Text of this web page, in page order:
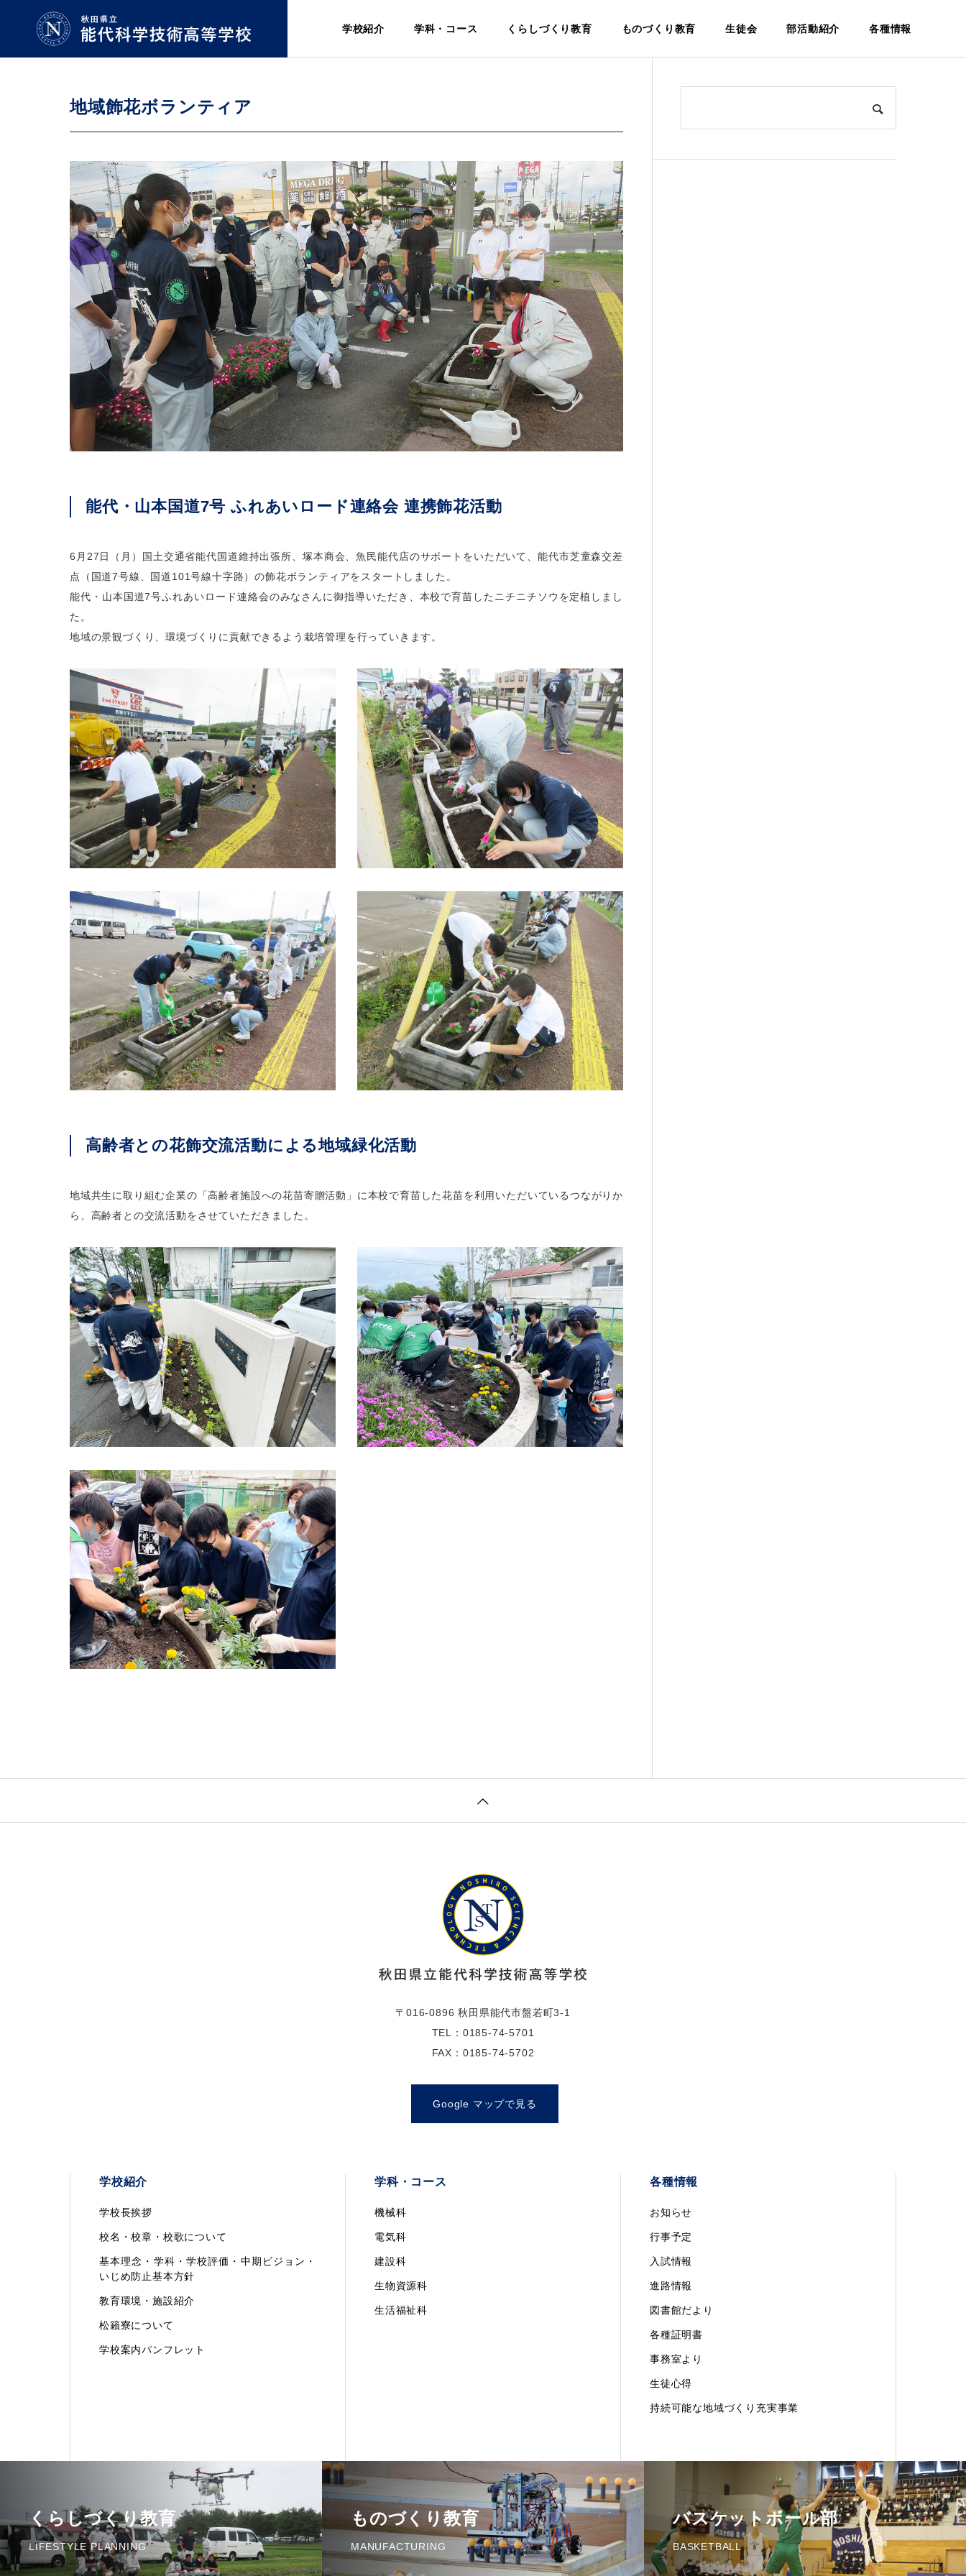
学校紹介 学科・コース くらしづくり教育 ものづくり教育 生徒会 部活動紹介 各種情報
学校紹介
GUIDE
学校長挨
拶
Greeting
校名・校
章・校歌
について
Identity
基本理念・
学科・学校
評価・中期
ビジョン
Philosophy
教育環
境・施設
紹介
Facilities
学科・コース
COURSE
機械科 電気科 建設科
生物資源科
Bioresources
生活福祉科
Life and Welfare
地域飾花ボランティア
能代・山本国道7号 ふれあいロード連絡会 連携飾花活動
6月27日（月）国土交通省能代国道維持出張所、塚本商会、魚民能代店のサポートをいただいて、能代市芝童森交差
点（国道7号線、国道101号線十字路）の飾花ボランティアをスタートしました。
能代・山本国道7号ふれあいロード連絡会のみなさんに御指導いただき、本校で育苗したニチニチソウを定植しまし
た。
地域の景観づくり、環境づくりに貢献できるよう栽培管理を行っていきます。
高齢者との花飾交流活動による地域緑化活動
地域共生に取り組む企業の「高齢者施設への花苗寄贈活動」に本校で育苗した花苗を利用いただいているつながりか
ら、高齢者との交流活動をさせていただきました。
〒016-0896 秋田県能代市盤若町3-1
TEL：0185-74-5701
FAX：0185-74-5702
Google マップで見る
学校紹介
学校長挨拶
校名・校章・校歌について
基本理念・学科・学校評価・中期ビジョン・
いじめ防止基本方針
教育環境・施設紹介
松籟寮について
学校案内パンフレット
学科・コース
機械科
電気科
建設科
生物資源科
生活福祉科
各種情報
お知らせ
行事予定
入試情報
進路情報
図書館だより
各種証明書
事務室より
生徒心得
持続可能な地域づくり充実事業
くらしづくり教育
LIFESTYLE PLANNING
ものづくり教育
MANUFACTURING
バスケットボール部
BASKETBALL